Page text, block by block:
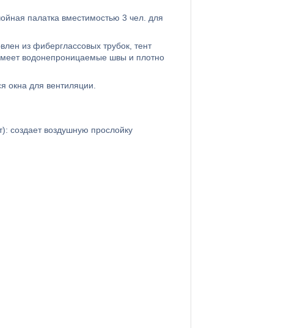
палатка вместимостью 3 чел. для
из фиберглассовых трубок, тент
водонепроницаемые швы и плотно
окна для вентиляции.
создает воздушную прослойку